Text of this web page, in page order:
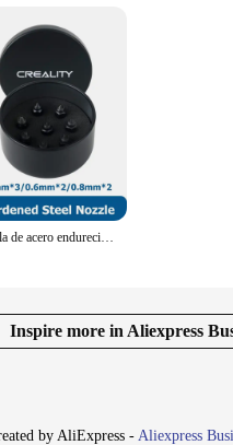
Inspire more in Aliexpress
by AliExpress - Aliexpress